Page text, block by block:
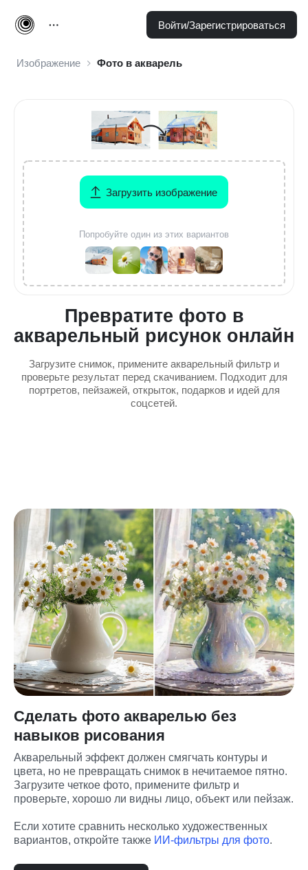
Войти/Зарегистрироваться
Изображение Фото в акварель
Превратите фото в
акварельный рисунок онлайн
Загрузите снимок, примените акварельный фильтр и
проверьте результат перед скачиванием. Подходит для
портретов, пейзажей, открыток, подарков и идей для
соцсетей.
Загрузить изображение
Попробуйте один из этих вариантов
Сделать фото акварелью без
навыков рисования
Акварельный эффект должен смягчать контуры и
цвета, но не превращать снимок в нечитаемое пятно.
Загрузите четкое фото, примените фильтр и
проверьте, хорошо ли видны лицо, объект или пейзаж.
Если хотите сравнить несколько художественных
вариантов, откройте также ИИ-фильтры для фото.